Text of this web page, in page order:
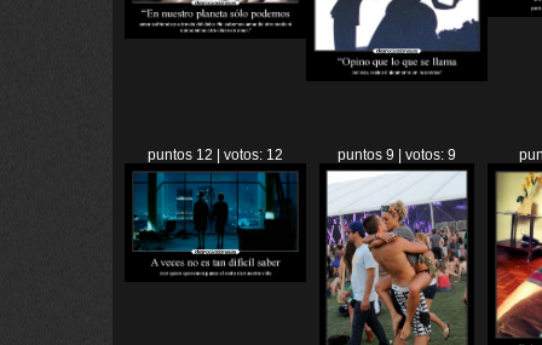
puntos 12 | votos: 12 puntos 9 | votos: 9